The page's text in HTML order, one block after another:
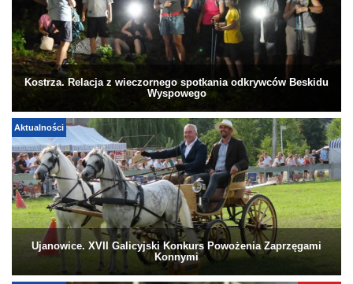
Kostrza. Relacja z wieczornego spotkania odkrywców Beskidu
Wyspowego
Aktualności
Ujanowice. XVII Galicyjski Konkurs Powożenia Zaprzęgami
Konnymi